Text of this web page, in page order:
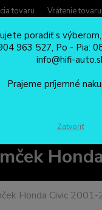
tovaru Vrátenie tovaru
Redukčný rámček
poradiť s
963 527, Po - Pia:
info@hifi-
Prajeme príjemné
Zatvoriť